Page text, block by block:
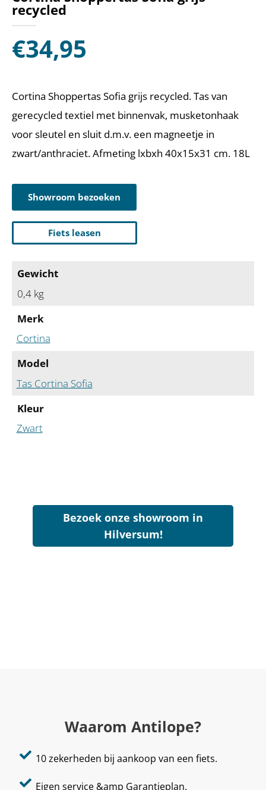
recycled
€34,95
Cortina Shoppertas Sofia grijs recycled. Tas van
gerecycled textiel met binnenvak, musketonhaak
voor sleutel en sluit d.m.v. een magneetje in
zwart/anthraciet. Afmeting lxbxh 40x15x31 cm. 18L
Showroom bezoeken
Fiets leasen
Gewicht
0,4 kg
Merk
Cortina
Model
Tas Cortina Sofia
Kleur
Zwart
Bezoek onze showroom in
Hilversum!
Waarom Antilope?
10 zekerheden bij aankoop van een fiets.
Eigen service &amp Garantieplan.